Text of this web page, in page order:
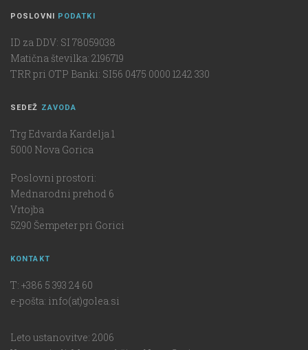
POSLOVNI PODATKI
ID za DDV: SI 78059038
Matična številka: 2196719
TRR pri OTP Banki: SI56 0475 0000 1242 330
SEDEŽ ZAVODA
Trg Edvarda Kardelja 1
5000 Nova Gorica
Poslovni prostori:
Mednarodni prehod 6
Vrtojba
5290 Šempeter pri Gorici
KONTAKT
T: +386 5 393 24 60
e-pošta: info(at)golea.si
Leto ustanovitve: 2006